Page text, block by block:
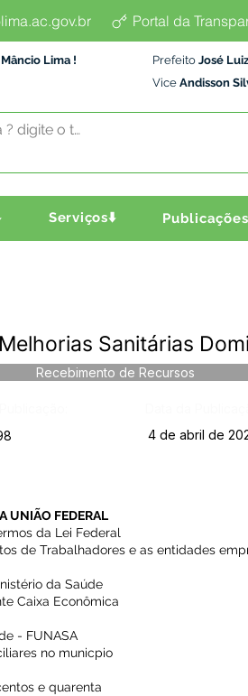
Portal da
Lima ! Prefeito José
Vice Andisson
Serviços⬇️ Publicações
Sanitárias
Recebimento de Recursos
4 de abril de
UNIÃO FEDERAL
da Lei Federal
de Trabalhadores e as entidades
da Saúde
Caixa Econômica
- FUNASA
no municpio
e quarenta